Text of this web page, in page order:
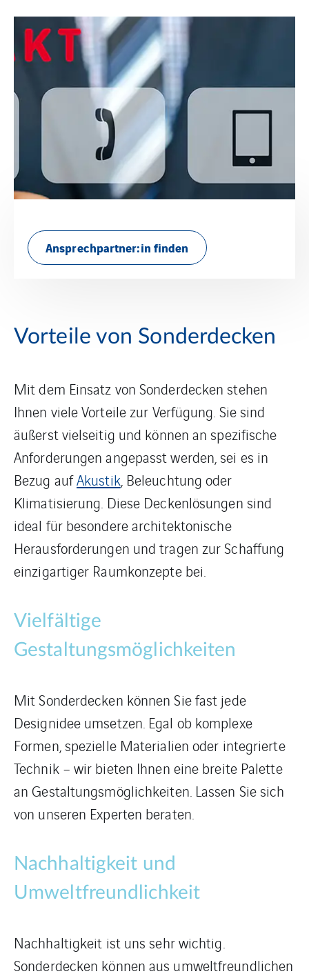
Ansprechpartner:in finden
Vorteile von Sonderdecken
Mit dem Einsatz von Sonderdecken stehen
Ihnen viele Vorteile zur Verfügung. Sie sind
äußerst vielseitig und können an spezifische
Anforderungen angepasst werden, sei es in
Bezug aufAkustik , Beleuchtung oder
Klimatisierung. Diese Deckenlösungen sind
ideal für besondere architektonische
Herausforderungen und tragen zur Schaffung
einzigartiger Raumkonzepte bei.
Vielfältige
Gestaltungsmöglichkeiten
Mit Sonderdecken können Sie fast jede
Designidee umsetzen. Egal ob komplexe
Formen, spezielle Materialien oder integrierte
Technik – wir bieten Ihnen eine breite Palette
an Gestaltungsmöglichkeiten. Lassen Sie sich
von unseren Experten beraten.
Nachhaltigkeit und
Umweltfreundlichkeit
Nachhaltigkeit ist uns sehr wichtig.
Sonderdecken können aus umweltfreundlichen